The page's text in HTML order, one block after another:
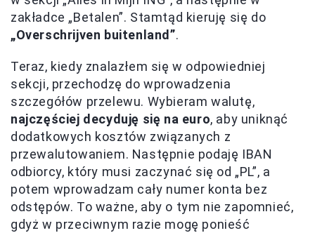
zakładce „Betalen”. Stamtąd kieruję się do
„Overschrijven buitenland”.
Teraz, kiedy znalazłem się w odpowiedniej
sekcji, przechodzę do wprowadzenia
szczegółów przelewu. Wybieram walutę,
najczęściej decyduję się na euro, aby uniknąć
dodatkowych kosztów związanych z
przewalutowaniem. Następnie podaję IBAN
odbiorcy, który musi zaczynać się od „PL”, a
potem wprowadzam cały numer konta bez
odstępów. To ważne, aby o tym nie zapomnieć,
gdyż w przeciwnym razie mogę ponieść